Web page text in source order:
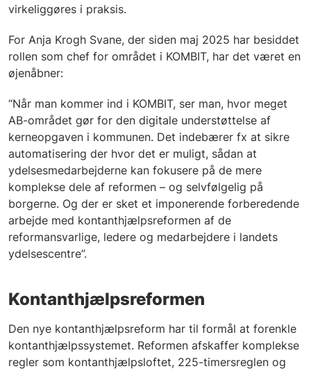
virkeliggøres i praksis.
For Anja Krogh Svane, der siden maj 2025 har besiddet
rollen som chef for området i KOMBIT, har det været en
øjenåbner:
“Når man kommer ind i KOMBIT, ser man, hvor meget
AB-området gør for den digitale understøttelse af
kerneopgaven i kommunen. Det indebærer fx at sikre
automatisering der hvor det er muligt, sådan at
ydelsesmedarbejderne kan fokusere på de mere
komplekse dele af reformen – og selvfølgelig på
borgerne. Og der er sket et imponerende forberedende
arbejde med kontanthjælpsreformen af de
reformansvarlige, ledere og medarbejdere i landets
ydelsescentre”.
Kontanthjælpsreformen
Den nye kontanthjælpsreform har til formål at forenkle
kontanthjælpssystemet. Reformen afskaffer komplekse
regler som kontanthjælpsloftet, 225-timersreglen og